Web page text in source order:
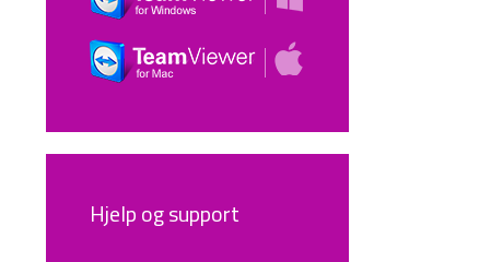
Hjelp og support